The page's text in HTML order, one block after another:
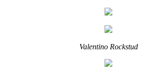
Valentino Rockstud